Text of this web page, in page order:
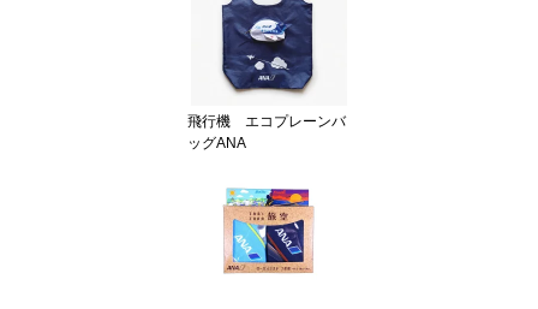
飛行機 エコプレーンバ
ッグANA